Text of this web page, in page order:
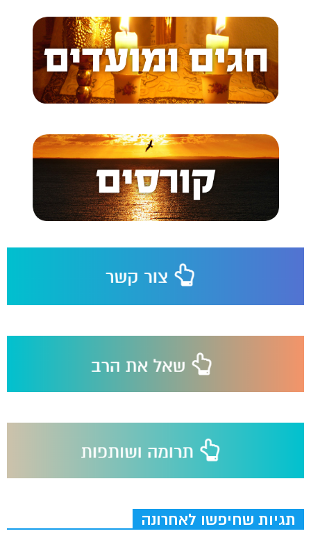
תגיות שחיפשו לאחרונה